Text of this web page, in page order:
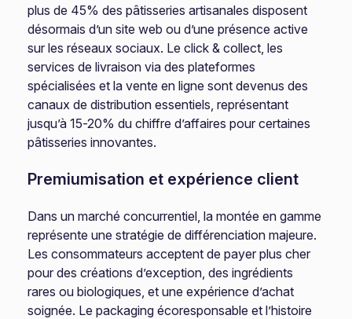
plus de 45% des pâtisseries artisanales disposent
désormais d’un site web ou d’une présence active
sur les réseaux sociaux. Le click & collect, les
services de livraison via des plateformes
spécialisées et la vente en ligne sont devenus des
canaux de distribution essentiels, représentant
jusqu’à 15-20% du chiffre d’affaires pour certaines
pâtisseries innovantes.
Premiumisation et expérience client
Dans un marché concurrentiel, la montée en gamme
représente une stratégie de différenciation majeure.
Les consommateurs acceptent de payer plus cher
pour des créations d’exception, des ingrédients
rares ou biologiques, et une expérience d’achat
soignée. Le packaging écoresponsable et l’histoire